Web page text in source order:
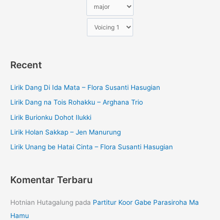
Recent
Lirik Dang Di Ida Mata – Flora Susanti Hasugian
Lirik Dang na Tois Rohakku – Arghana Trio
Lirik Burionku Dohot Ilukki
Lirik Holan Sakkap – Jen Manurung
Lirik Unang be Hatai Cinta – Flora Susanti Hasugian
Komentar Terbaru
Hotnian Hutagalung pada Partitur Koor Gabe Parasiroha Ma
Hamu